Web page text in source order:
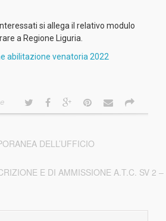
si allega il relativo modulo
a Regione Liguria.
abilitazione venatoria 2022
DELL’UFFICIO
E DI AMMISSIONE A.T.C. SV 2